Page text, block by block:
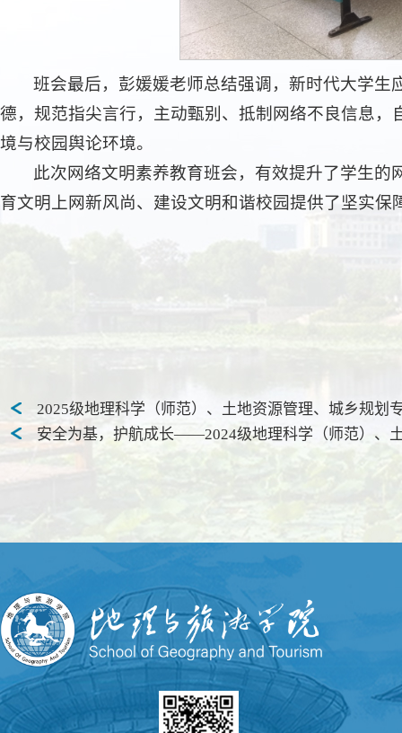
班会最后，彭媛媛老师总结强调，新时代大学
德，规范指尖言行，主动甄别、抵制网络不良信息
境与校园舆论环境。
此次网络文明素养教育班会，有效提升了学生
育文明上网新风尚、建设文明和谐校园提供了坚实保
2025级地理科学（师范）、土地资源管理、城乡规划
安全为基，护航成长——2024级地理科学（师范）、